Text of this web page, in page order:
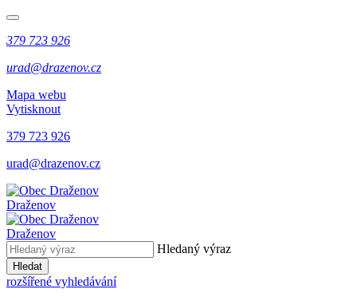
379 723 926
urad@drazenov.cz
Mapa webu
Vytisknout
379 723 926
urad@drazenov.cz
Draženov
Draženov
Hledaný výraz
Hledat
rozšířené vyhledávání